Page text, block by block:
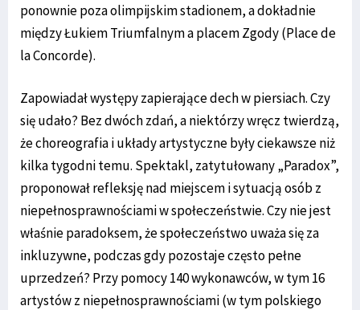
ponownie poza olimpijskim stadionem, a dokładnie
między Łukiem Triumfalnym a placem Zgody (Place de
la Concorde).
Zapowiadał występy zapierające dech w piersiach. Czy
się udało? Bez dwóch zdań, a niektórzy wręcz twierdzą,
że choreografia i układy artystyczne były ciekawsze niż
kilka tygodni temu. Spektakl, zatytułowany „Paradox”,
proponował refleksję nad miejscem i sytuacją osób z
niepełnosprawnościami w społeczeństwie. Czy nie jest
właśnie paradoksem, że społeczeństwo uważa się za
inkluzywne, podczas gdy pozostaje często pełne
uprzedzeń? Przy pomocy 140 wykonawców, w tym 16
artystów z niepełnosprawnościami (w tym polskiego